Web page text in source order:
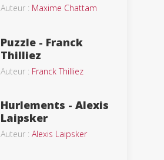
Auteur : Maxime Chattam
Puzzle - Franck
Thilliez
Auteur : Franck Thilliez
Hurlements - Alexis
Laipsker
Auteur : Alexis Laipsker